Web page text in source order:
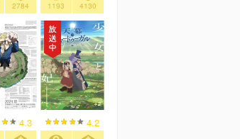
2784 1193 4130
4.3 4.2